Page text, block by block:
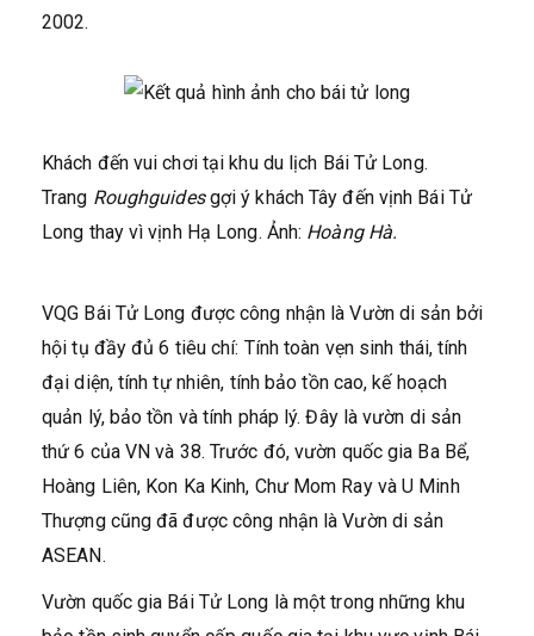
2002.
Khách đến vui chơi tại khu du lịch Bái Tử Long.
Trang Roughguidesgợi ý khách Tây đến vịnh Bái Tử
Long thay vì vịnh Hạ Long. Ảnh: Hoàng Hà.
VQG Bái Tử Long được công nhận là Vườn di sản bởi
hội tụ đầy đủ 6 tiêu chí: Tính toàn vẹn sinh thái, tính
đại diện, tính tự nhiên, tính bảo tồn cao, kế hoạch
quản lý, bảo tồn và tính pháp lý. Đây là vườn di sản
thứ 6 của VN và 38. Trước đó, vườn quốc gia Ba Bể,
Hoàng Liên, Kon Ka Kinh, Chư Mom Ray và U Minh
Thượng cũng đã được công nhận là Vườn di sản
ASEAN.
Vườn quốc gia Bái Tử Long là một trong những khu